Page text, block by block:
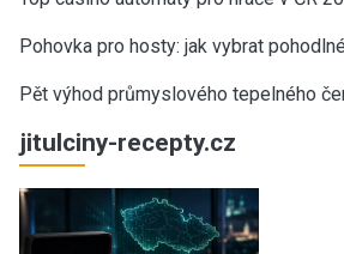
Pohovka pro hosty: jak vybrat
Pět výhod průmyslového tepelného
jitulciny-recepty.cz